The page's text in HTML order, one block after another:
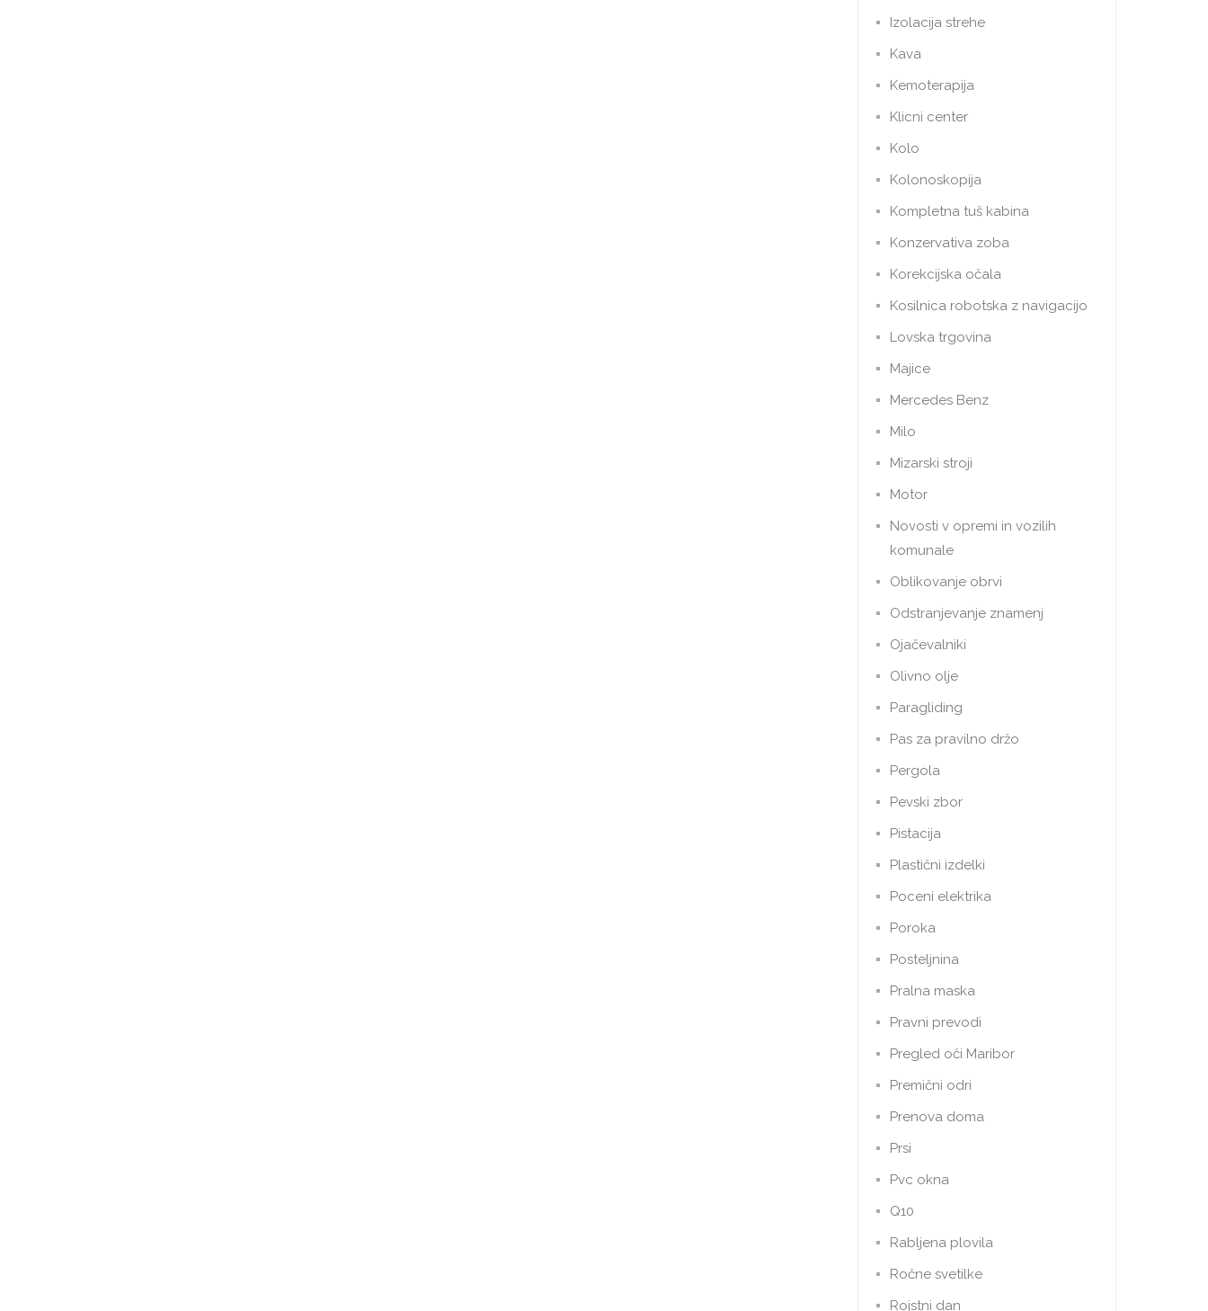
Izolacija strehe
Kava
Kemoterapija
Klicni center
Kolo
Kolonoskopija
Kompletna tuš kabina
Konzervativa zoba
Korekcijska očala
Kosilnica robotska z navigacijo
Lovska trgovina
Majice
Mercedes Benz
Milo
Mizarski stroji
Motor
Novosti v opremi in vozilih
komunale
Oblikovanje obrvi
Odstranjevanje znamenj
Ojačevalniki
Olivno olje
Paragliding
Pas za pravilno držo
Pergola
Pevski zbor
Pistacija
Plastični izdelki
Poceni elektrika
Poroka
Posteljnina
Pralna maska
Pravni prevodi
Pregled oči Maribor
Premični odri
Prenova doma
Prsi
Pvc okna
Q10
Rabljena plovila
Ročne svetilke
Rojstni dan